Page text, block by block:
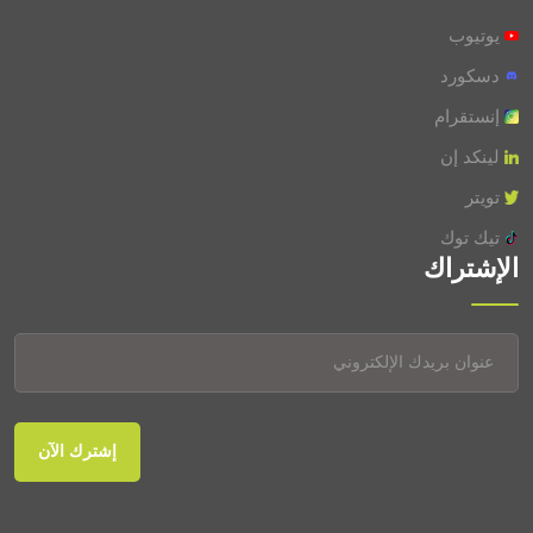
يوتيوب
دسكورد
إنستقرام
لينكد إن
تويتر
تيك توك
الإشتراك